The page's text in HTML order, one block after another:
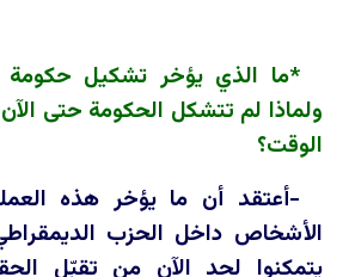
*ما الذي يؤخر تشكيل حكومة
ولماذا لم تتشكل الحكومة حتى
الوقت؟
-أعتقد أن ما يؤخر هذه
الأشخاص داخل الحزب
يتمكنوا لحد الآن من تقبّل